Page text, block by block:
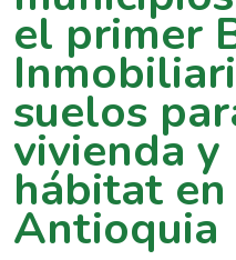
el primer
suelos
vivienda y
hábitat en
Antioquia